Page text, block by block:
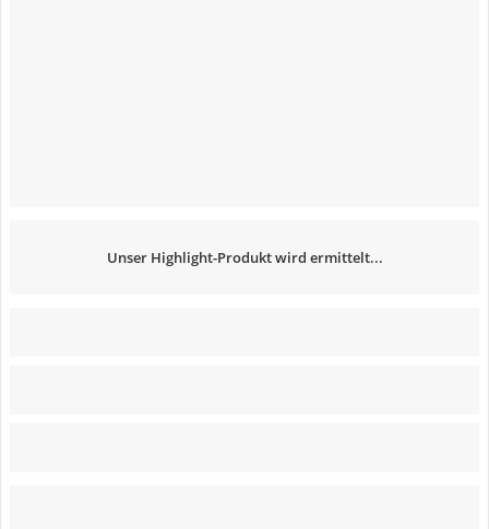
Unser Highlight-Produkt wird ermittelt...